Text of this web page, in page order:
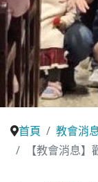
首頁
教會消
【教會消息